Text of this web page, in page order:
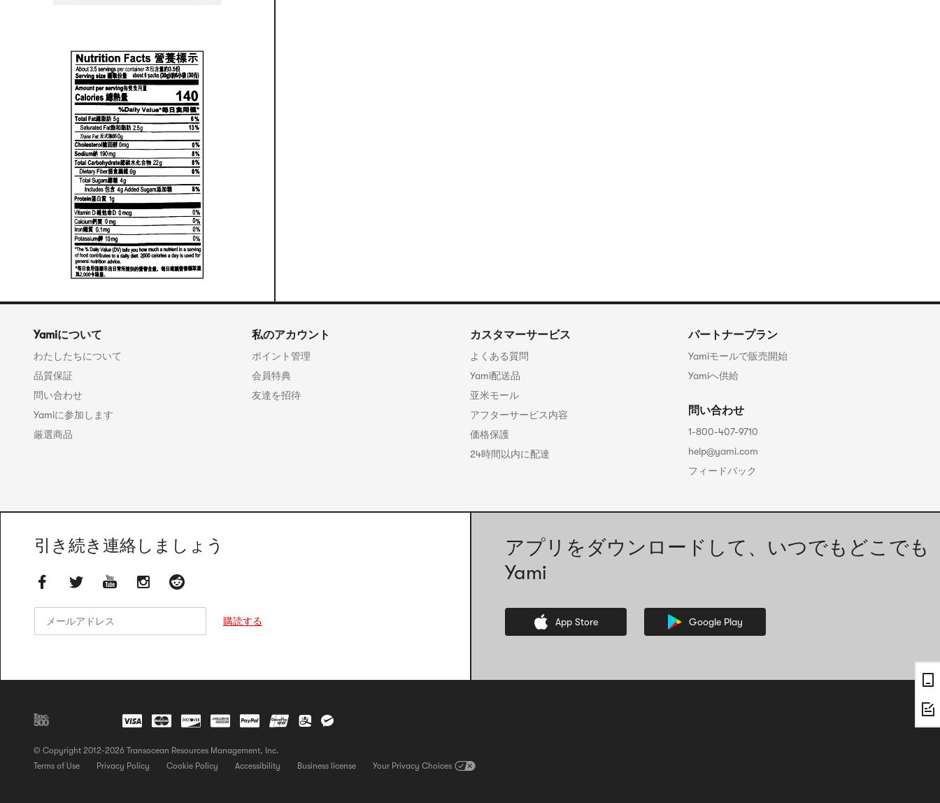
Yamiについて
わたしたちについて
品質保証
問い合わせ
Yamiに参加します
厳選商品
私のアカウント
ポイント管理
会員特典
友達を招待
カスタマーサービス
よくある質問
Yami配送品
亚米モール
アフターサービス内容
価格保護
24時間以内に配達
パートナープラン
Yamiモールで販売開始
Yamiへ供給
問い合わせ
1-800-407-9710
help@yami.com
フィードバック
引き続き連絡しましょう
購読する
アプリをダウンロードして、いつでもどこでも
Yami
App Store Google Play
© Copyright 2012-2026 Transocean Resources Management, Inc.
Terms of Use
Privacy Policy Cookie Policy Accessibility Business license 営業执照を表示。なお、このリンクは営業执照の画像ファイルを直接開きます。画像内の文字情報は、人的な支援が必要な場合があります。
Your Privacy Choices